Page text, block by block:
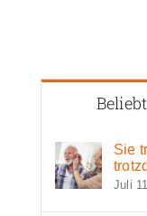
Beliebt
Sie
Juli